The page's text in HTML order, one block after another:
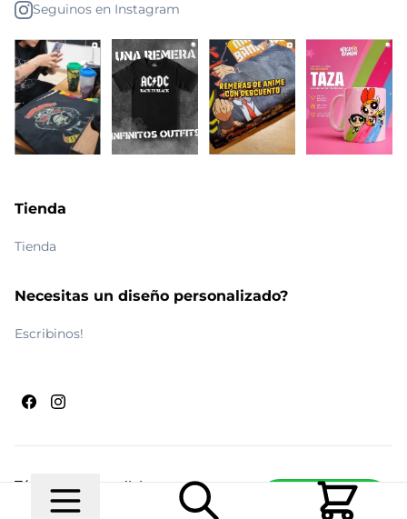
Escribinos
Seguinos en Instagram
Tienda
Tienda
Necesitas un diseño personalizado?
Escribinos!
© 2026 Maldito RamónRealizado por Ecwid de
Términos y condiciones